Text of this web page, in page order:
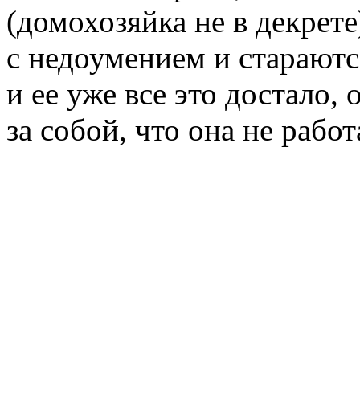
(домохозяйка не в
с недоумением и
и ее уже все это достало,
за собой, что она не